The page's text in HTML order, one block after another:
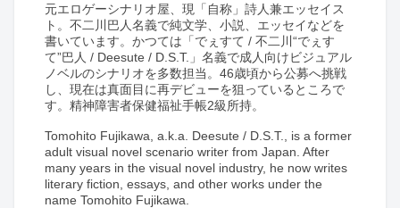
元エロゲーシナリオ屋、現「自称」詩人兼エッセイス
ト。不二川巴人名義で純文学、小説、エッセイなどを
書いています。かつては「でぇすて / 不二川“でぇす
て”巴人 / Deesute / D.S.T.」名義で成人向けビジュアル
ノベルのシナリオを多数担当。46歳頃から公募へ挑戦
し、現在は真面目に再デビューを狙っているところで
す。精神障害者保健福祉手帳2級所持。
Tomohito Fujikawa, a.k.a. Deesute / D.S.T., is a former
adult visual novel scenario writer from Japan. After
many years in the visual novel industry, he now writes
literary fiction, essays, and other works under the
name Tomohito Fujikawa.